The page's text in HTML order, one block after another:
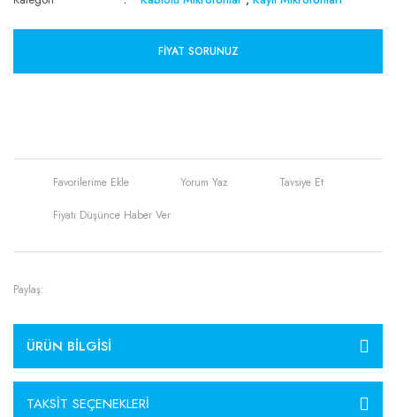
FIYAT SORUNUZ
Yorum Yaz Tavsiye Et
Fiyatı Düşünce Haber Ver
Paylaş:
ÜRÜN BILGISI
TAKSIT SEÇENEKLERI